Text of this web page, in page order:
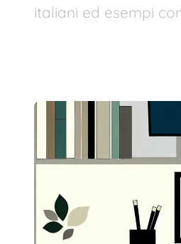
italiani ed esempi